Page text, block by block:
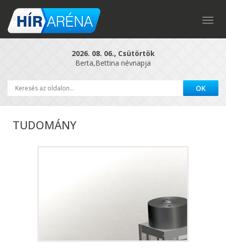
2026. 08. 06., Csütörtök
Berta,Bettina névnapja
TUDOMÁNY